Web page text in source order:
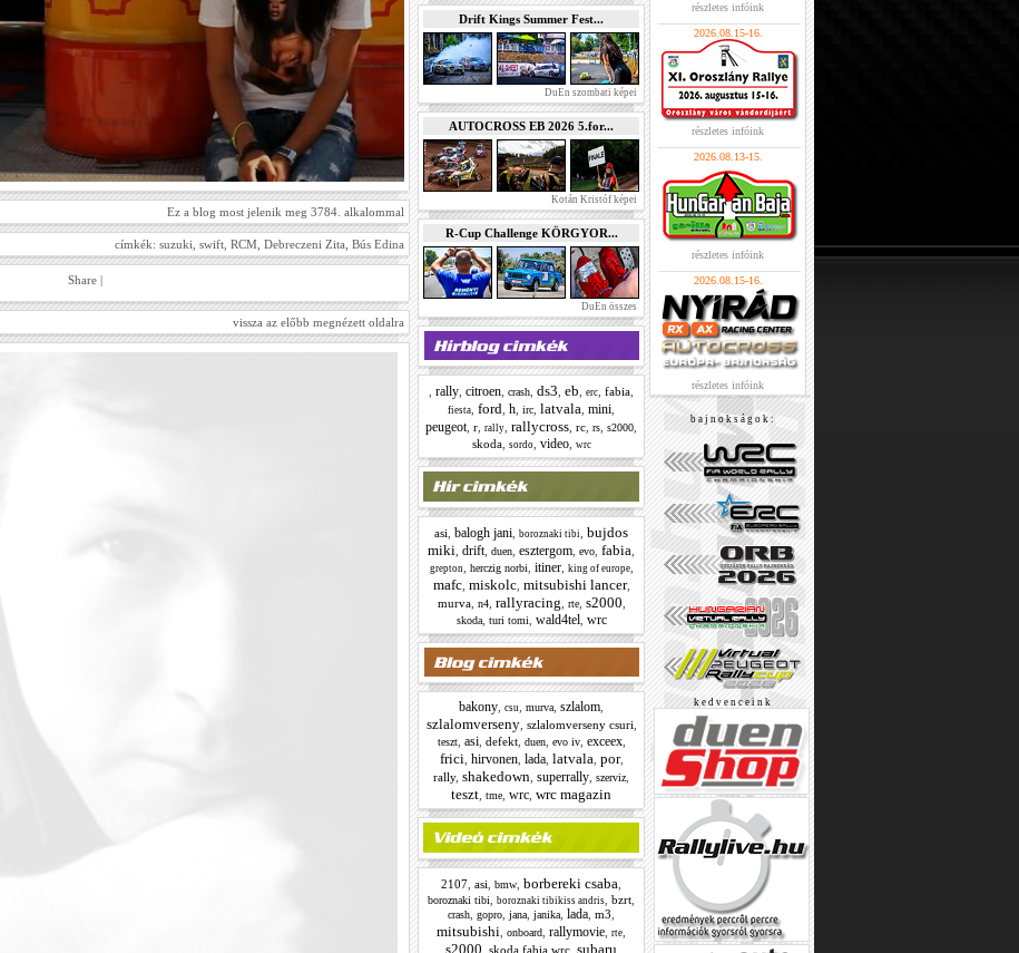
Ez a blog most jelenik meg 3784. alkalommal
címkék: suzuki, swift, RCM, Debreczeni Zita, Bús Edina
Share
vissza az előbb megnézett oldalra
Drift Kings Summer Fest...
DuEn szombati képei
AUTOCROSS EB 2026 5.for...
Kotán Kristóf képei
R-Cup Challenge KÖRGYOR...
DuEn összes
rally citroen crash ds3 eb erc fabia
fiesta ford h irc latvala mini
peugeot r rally rallycross rc rs s2000
skoda, sordo, video, wrc
asi balogh jani boroznaki tibi bujdos
miki drift duen esztergom evo fabia
grepton herczig norbi itiner, king of europe,
mafc, miskolc, mitsubishi lancer,
murva, n4, rallyracing rte, s2000
skoda, turi tomi wald4tel wrc
bakony csu murva szlalom
szlalomverseny, szlalomverseny csuri
teszt, asi, defekt, duen, evo iv, exceex,
frici hirvonen, lada, latvala por,
rally, shakedown superrally szerviz
teszt tme wrc wrc magazin
2107 asi bmw borbereki csaba
boroznaki tibi boroznaki tibikiss andris bzrt
crash gopro jana janika lada m3
mitsubishi onboard rallymovie rte
s2000 skoda fabia wrc subaru
részletes infóink
2026.08.15-16.
részletes infóink
2026.08.13-15.
részletes infóink
2026.08.15-16.
részletes infóink
b a j n o k s á g o k :
k e d v e n c e i n k